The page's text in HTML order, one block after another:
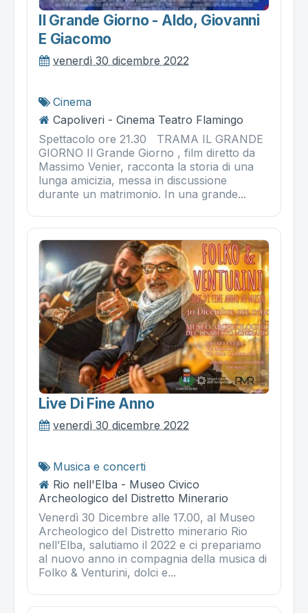
Il Grande Giorno - Aldo, Giovanni
E Giacomo
venerdì 30 dicembre 2022
Cinema
Capoliveri - Cinema Teatro Flamingo
Spettacolo ore 21.30 TRAMA IL GRANDE
GIORNO Il Grande Giorno , film diretto da
Massimo Venier, racconta la storia di una
lunga amicizia, messa in discussione
durante un matrimonio. In una grande...
Live Di Fine Anno
venerdì 30 dicembre 2022
Musica e concerti
Rio nell'Elba - Museo Civico
Archeologico del Distretto Minerario
Venerdì 30 Dicembre alle 17.00, al Museo
Archeologico del Distretto minerario Rio
nell’Elba, salutiamo il 2022 e ci prepariamo
al nuovo anno in compagnia della musica di
Folko & Venturini, dolci e...